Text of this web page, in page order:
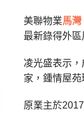
美聯物業馬灣
最新錄得外
凌光盛表示
家，鍾情屋
原業主於